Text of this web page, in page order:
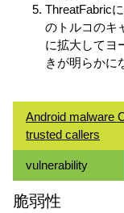
ThreatFabric
のトルコのキ
に拡大してヨ
きが明らかに
Android malware
trusted callers
vulnerability
脆弱性